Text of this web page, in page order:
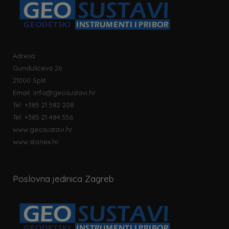
Adresa:
Gundulićeva 26
21000 Split
Email: info@geosustavi.hr
Tel: +385 21 582 208
Tel: +385 21 484 556
www.geosustavi.hr
www.stonex.hr
Poslovna jedinica Zagreb